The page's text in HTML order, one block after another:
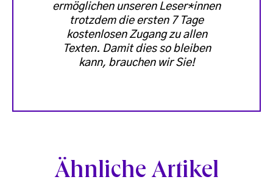
ermöglichen unseren Leser*innen
trotzdem die ersten 7 Tage
kostenlosen Zugang zu allen
Texten. Damit dies so bleiben
kann, brauchen wir Sie!
Ähnliche Artikel